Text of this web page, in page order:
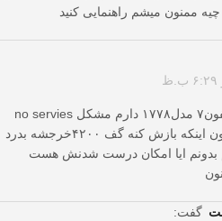
ممنون میشم راهنمایی کنید
سلام وقت بخیر ایفون۷ مدل۱۷۷۸ دارم مشکل no servies
داره یه جا بردم بدون اینکه بازش کنه گف ۴۲۰۰خرجشه بدرد
بدونم ایا امکان درست شدنش هست
گفت: